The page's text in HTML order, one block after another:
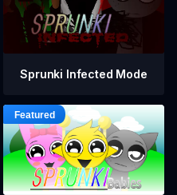
Sprunki Infected Mode